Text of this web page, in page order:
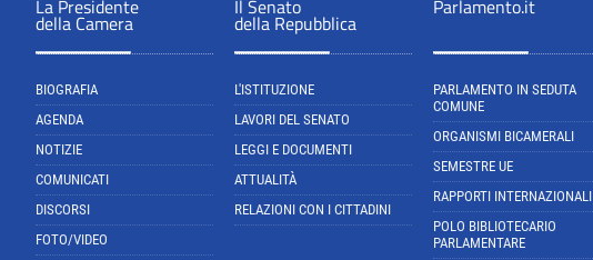
La Presidente
della Camera
BIOGRAFIA
AGENDA
NOTIZIE
COMUNICATI
DISCORSI
FOTO/VIDEO
Il Senato
della Repubblica
L'ISTITUZIONE
LAVORI DEL SENATO
LEGGI E DOCUMENTI
ATTUALITÀ
RELAZIONI CON I CITTADINI
Parlamento.it
PARLAMENTO IN SEDUTA
COMUNE
ORGANISMI BICAMERALI
SEMESTRE UE
RAPPORTI INTERNAZIONALI
POLO BIBLIOTECARIO
PARLAMENTARE